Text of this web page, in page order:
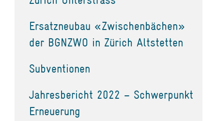
Ersatzneubau «Zwischenbächen»
der BGNZWO in Zürich Altstetten
Subventionen
Jahresbericht 2022 – Schwerpunkt
Erneuerung